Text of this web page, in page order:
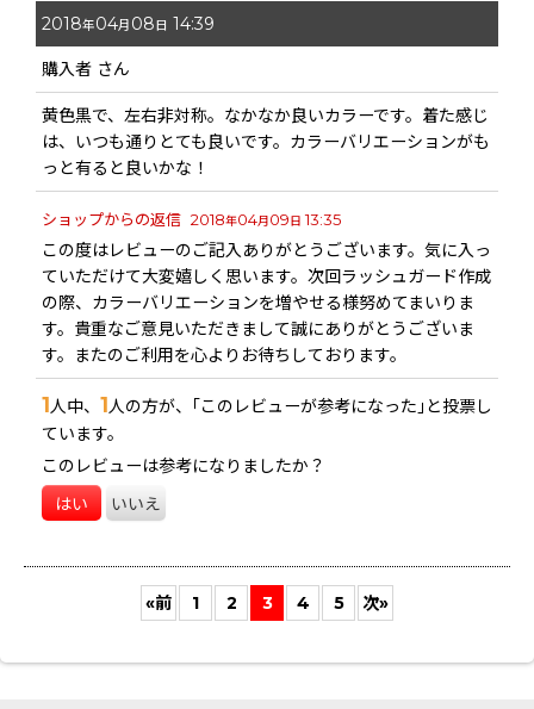
2018年04月 08 日 14:39
購入者 さん
黄色黒で、左右非対称。なかなか良いカラーです。着た感じ
は、いつも通りとても良いです。カラーバリエーションがも
っと有ると良いかな！
ショップからの返信 2018年04月 09 日 13:35
この度はレビューのご記入ありがとうございます。気に入っ
ていただけて大変嬉しく思います。次回ラッシュガード作成
の際、カラーバリエーションを増やせる様努めてまいりま
す。貴重なご意見いただきまして誠にありがとうございま
す。またのご利用を心よりお待ちしております。
1人中、 1人の方が、｢このレビューが参考になった｣と投票し
ています。
このレビューは参考になりましたか？
はい いいえ
«前 1 2 3 4 5 次»